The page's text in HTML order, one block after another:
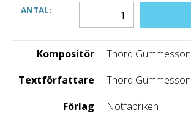
ANTAL:
Kompositör
Thord Gummesson
Textförfattare
Thord Gummesson
Förlag
Notfabriken